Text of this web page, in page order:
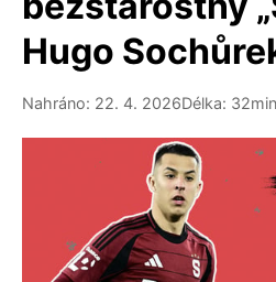
Hugo
Nahráno: 22. 4. 2026Délka: